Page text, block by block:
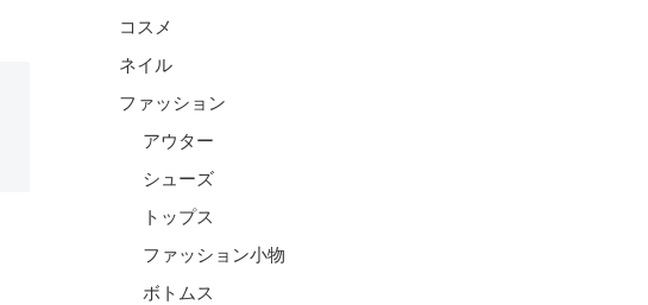
コスメ
ネイル
ファッション
アウター
シューズ
トップス
ファッション小物
ボトムス